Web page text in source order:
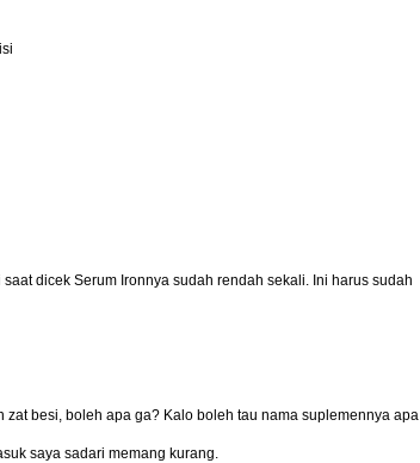
dicek Serum Ironnya sudah rendah sekali. Ini harus sudah
besi, boleh apa ga? Kalo boleh tau nama suplemennya apa
saya sadari memang kurang.